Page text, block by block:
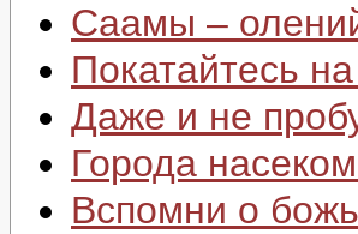
Саамы –
Покатайтесь
Даже и не
Города
Вспомни о